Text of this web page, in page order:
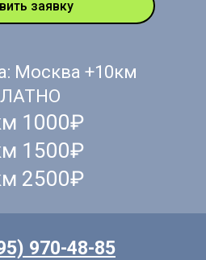
Москва +10км
1000₽
1500₽
2500₽
заявку
970-48-85